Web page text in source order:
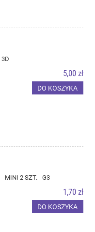
3D
5,00 zł
DO KOSZYKA
- MINI 2 SZT. - G3
1,70 zł
DO KOSZYKA